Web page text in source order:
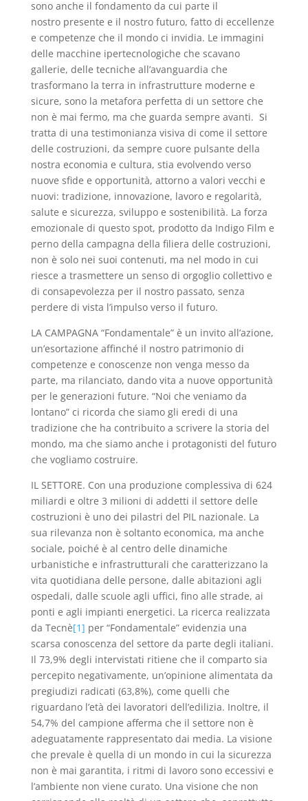
sono anche il fondamento da cui parte il
nostro presente e il nostro futuro, fatto di eccellenze
e competenze che il mondo ci invidia. Le immagini
delle macchine ipertecnologiche che scavano
gallerie, delle tecniche all’avanguardia che
trasformano la terra in infrastrutture moderne e
sicure, sono la metafora perfetta di un settore che
non è mai fermo, ma che guarda sempre avanti. Si
tratta di una testimonianza visiva di come il settore
delle costruzioni, da sempre cuore pulsante della
nostra economia e cultura, stia evolvendo verso
nuove sfide e opportunità, attorno a valori vecchi e
nuovi: tradizione, innovazione, lavoro e regolarità,
salute e sicurezza, sviluppo e sostenibilità. La forza
emozionale di questo spot, prodotto da Indigo Film e
perno della campagna della filiera delle costruzioni,
non è solo nei suoi contenuti, ma nel modo in cui
riesce a trasmettere un senso di orgoglio collettivo e
di consapevolezza per il nostro passato, senza
perdere di vista l’impulso verso il futuro.
LA CAMPAGNA “Fondamentale” è un invito all’azione,
un’esortazione affinché il nostro patrimonio di
competenze e conoscenze non venga messo da
parte, ma rilanciato, dando vita a nuove opportunità
per le generazioni future. “Noi che veniamo da
lontano” ci ricorda che siamo gli eredi di una
tradizione che ha contribuito a scrivere la storia del
mondo, ma che siamo anche i protagonisti del futuro
che vogliamo costruire.
IL SETTORE. Con una produzione complessiva di 624
miliardi e oltre 3 milioni di addetti il settore delle
costruzioni è uno dei pilastri del PIL nazionale. La
sua rilevanza non è soltanto economica, ma anche
sociale, poiché è al centro delle dinamiche
urbanistiche e infrastrutturali che caratterizzano la
vita quotidiana delle persone, dalle abitazioni agli
ospedali, dalle scuole agli uffici, fino alle strade, ai
ponti e agli impianti energetici. La ricerca realizzata
da Tecnè[1] per “Fondamentale” evidenzia una
scarsa conoscenza del settore da parte degli italiani.
Il 73,9% degli intervistati ritiene che il comparto sia
percepito negativamente, un’opinione alimentata da
pregiudizi radicati (63,8%), come quelli che
riguardano l’età dei lavoratori dell’edilizia. Inoltre, il
54,7% del campione afferma che il settore non è
adeguatamente rappresentato dai media. La visione
che prevale è quella di un mondo in cui la sicurezza
non è mai garantita, i ritmi di lavoro sono eccessivi e
l’ambiente non viene curato. Una visione che non